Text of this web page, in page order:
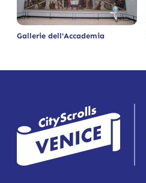
Gallerie dell'Accademia